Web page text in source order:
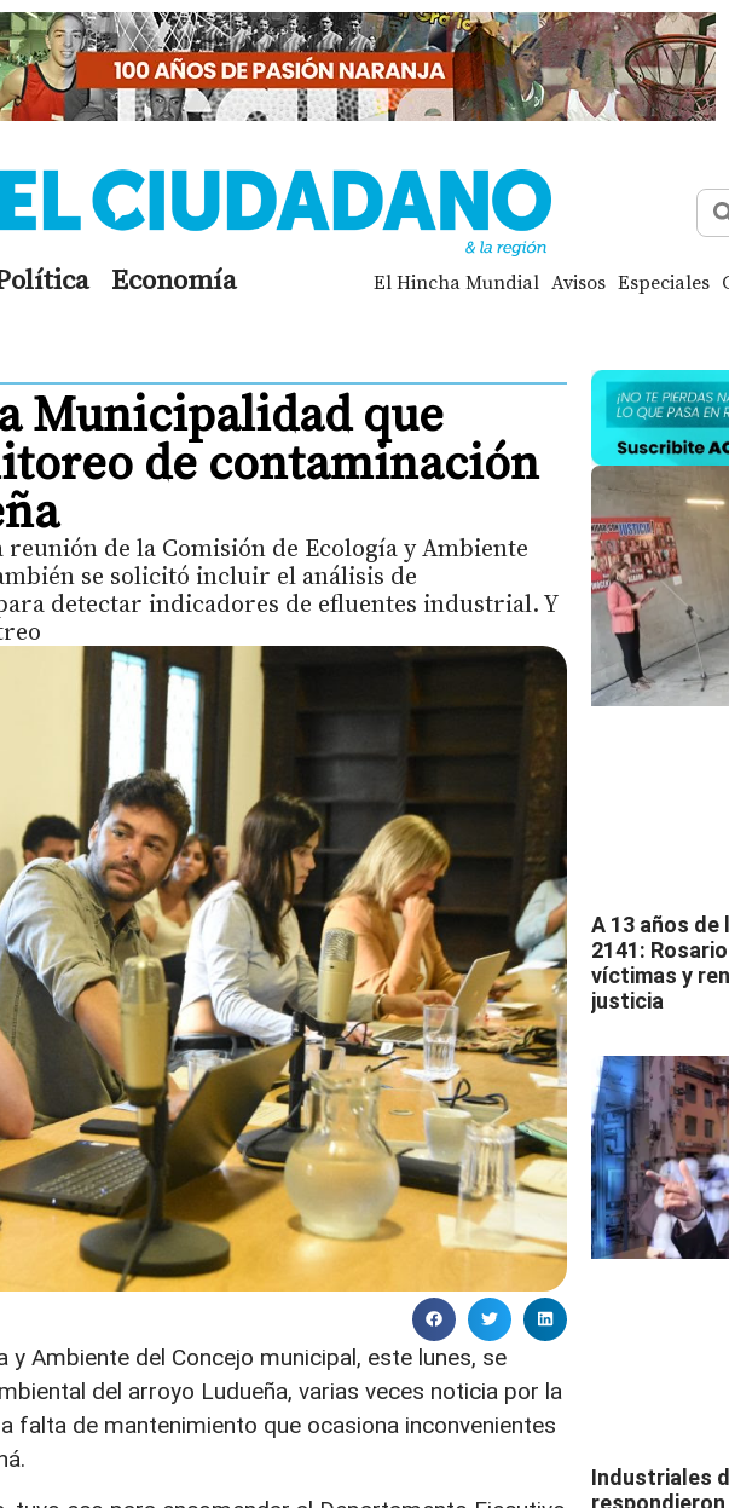
Economía El Hincha Mundial Avisos Especiales
Municipalidad que
de contaminación
de la Comisión de Ecología y Ambiente
se solicitó incluir el análisis de
detectar indicadores de efluentes industrial. Y
y Ambiente del Concejo municipal, este lunes, se
del arroyo Ludueña, varias veces noticia por la
falta de mantenimiento que ocasiona inconvenientes
A 13 años
2141:
víctimas y
justicia
Industriales